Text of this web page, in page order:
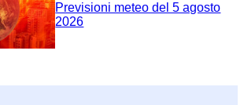
Previsioni meteo del 5 agosto
2026